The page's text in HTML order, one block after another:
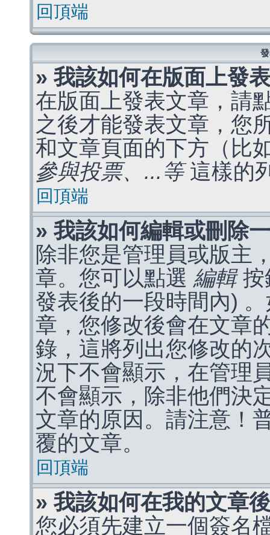
回頂端
» 我該如何在版面上發
在版面上發表文章，請
之後才能發表文章，您
和文章頁面的下方（比
參與投票、...等這樣的
回頂端
» 我該如何編輯或刪除
除非您是管理員或版主
章。您可以點選 編輯按
發表後的一段時間內)
章，您修改後會在文章
錄，這將列出您修改的
況下不會顯示，在管理
不會顯示，除非他們決
文章的原因。請注意！
覆的文章。
回頂端
» 我該如何在我的文章
您必須先建立一個簽名